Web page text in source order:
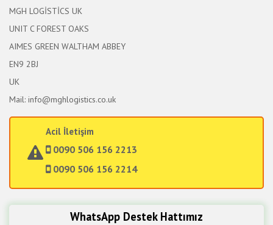
MGH LOGİSTİCS UK
UNIT C FOREST OAKS
AIMES GREEN WALTHAM ABBEY
EN9 2BJ
UK
Mail: info@mghlogistics.co.uk
Acil İletişim
0090 506 156 2213
0090 506 156 2214
WhatsApp Destek Hattımız